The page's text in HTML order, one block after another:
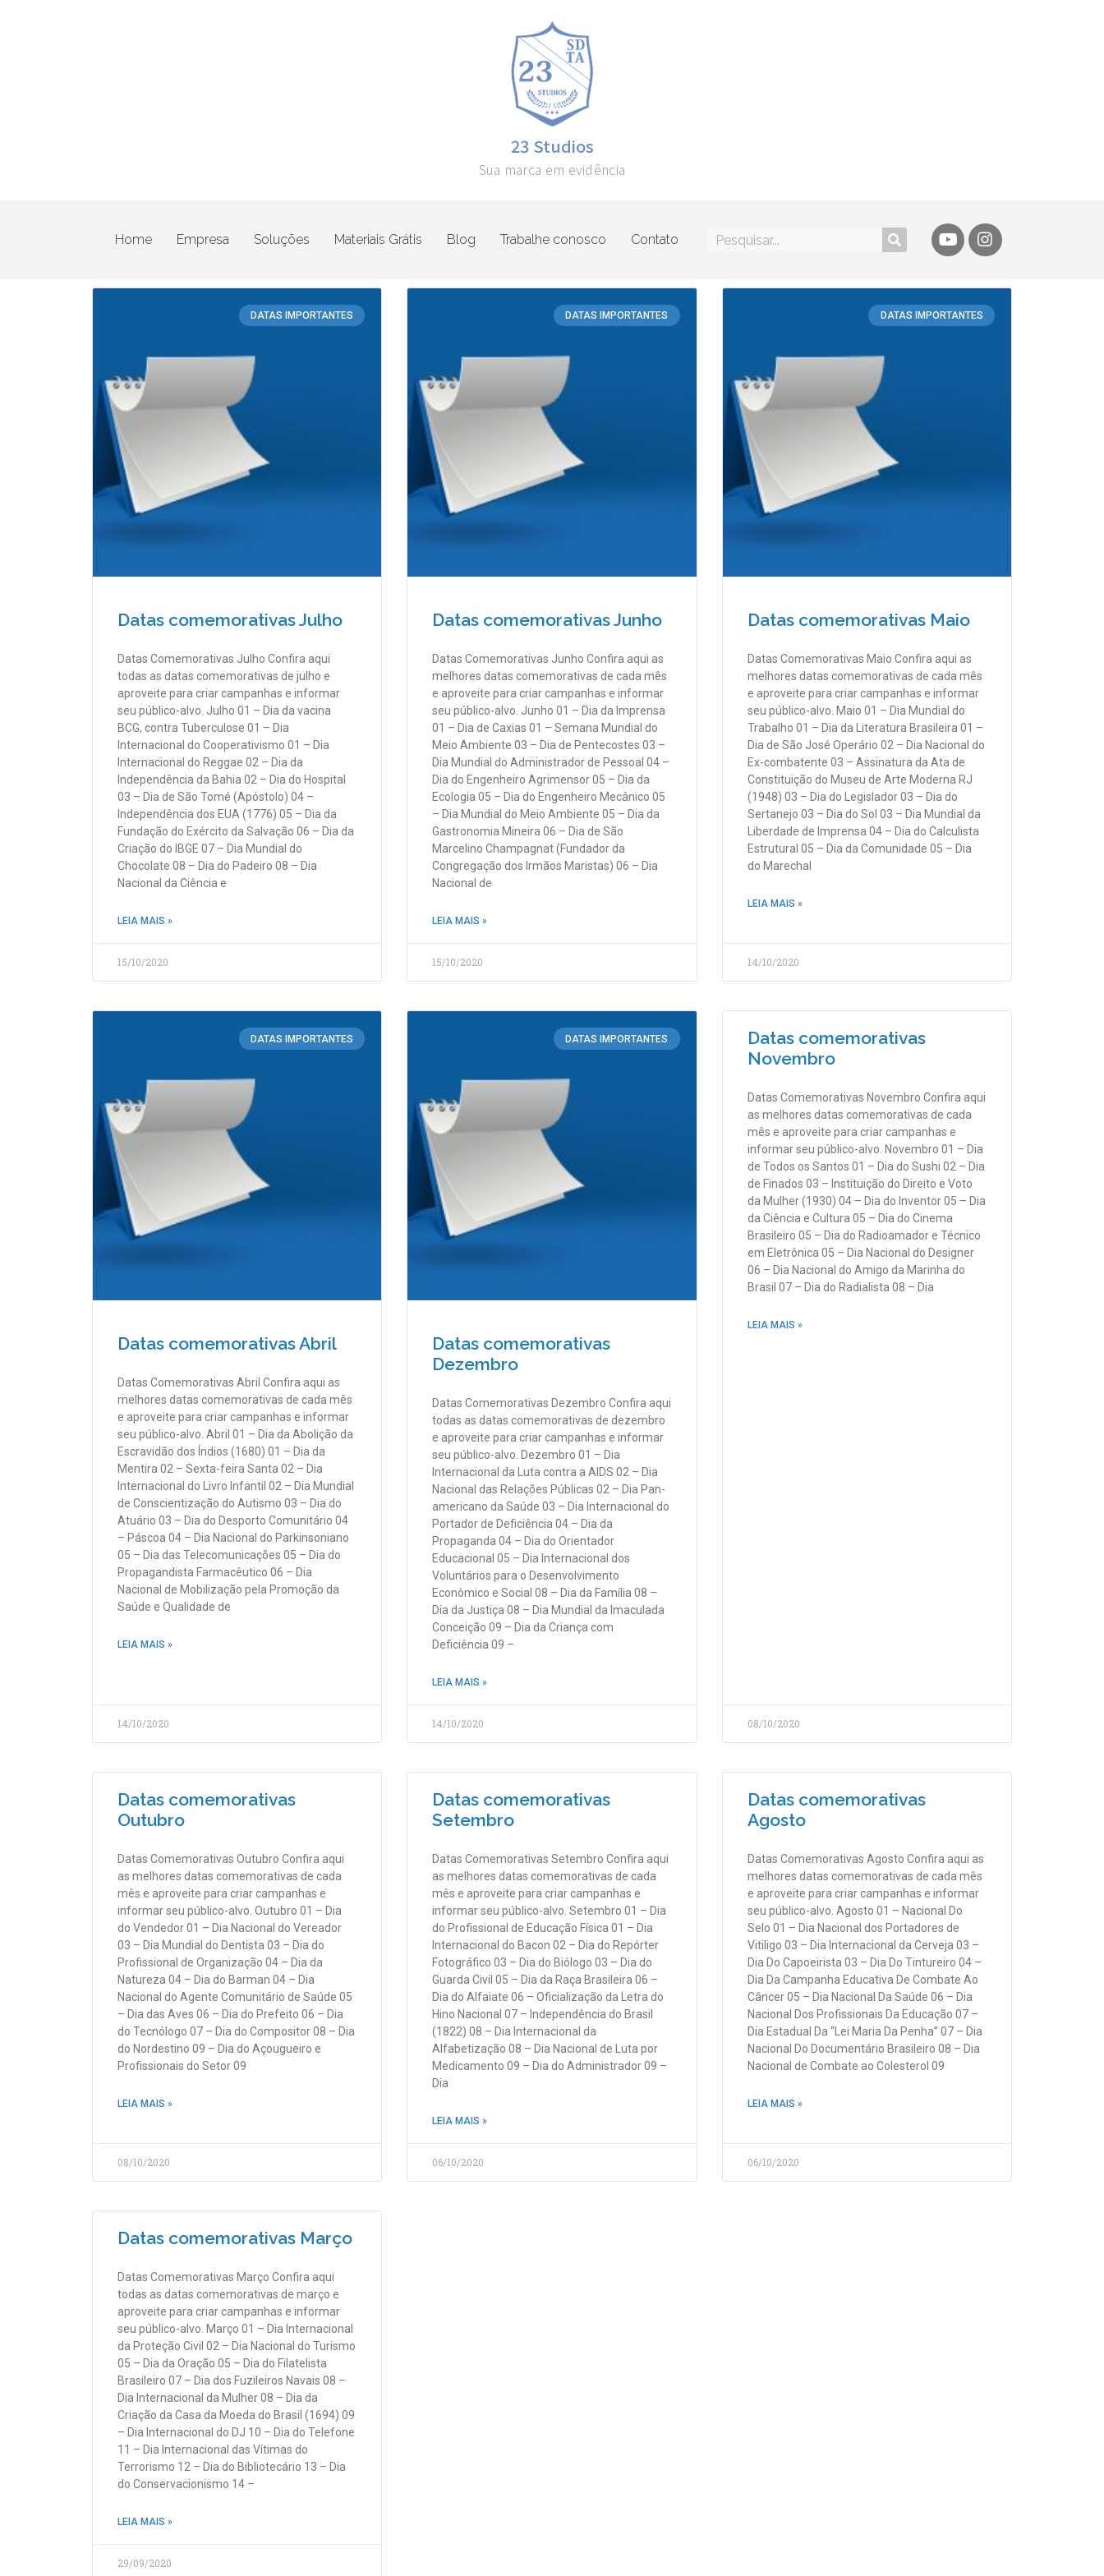
23 Studios
Sua marca em evidência
Home Empresa Soluções Materiais Grátis Blog Trabalhe conosco Contato
DATAS IMPORTANTES
Datas comemorativas Julho
Datas Comemorativas Julho Confira aqui
todas as datas comemorativas de julho e
aproveite para criar campanhas e informar
seu público-alvo. Julho 01 – Dia da vacina
BCG, contra Tuberculose 01 – Dia
Internacional do Cooperativismo 01 – Dia
Internacional do Reggae 02 – Dia da
Independência da Bahia 02 – Dia do Hospital
03 – Dia de São Tomé (Apóstolo) 04 –
Independência dos EUA (1776) 05 – Dia da
Fundação do Exército da Salvação 06 – Dia da
Criação do IBGE 07 – Dia Mundial do
Chocolate 08 – Dia do Padeiro 08 – Dia
Nacional da Ciência e
LEIA MAIS »
15/10/2020
DATAS IMPORTANTES
Datas comemorativas Junho
Datas Comemorativas Junho Confira aqui as
melhores datas comemorativas de cada mês
e aproveite para criar campanhas e informar
seu público-alvo. Junho 01 – Dia da Imprensa
01 – Dia de Caxias 01 – Semana Mundial do
Meio Ambiente 03 – Dia de Pentecostes 03 –
Dia Mundial do Administrador de Pessoal 04 –
Dia do Engenheiro Agrimensor 05 – Dia da
Ecologia 05 – Dia do Engenheiro Mecânico 05
– Dia Mundial do Meio Ambiente 05 – Dia da
Gastronomia Mineira 06 – Dia de São
Marcelino Champagnat (Fundador da
Congregação dos Irmãos Maristas) 06 – Dia
Nacional de
LEIA MAIS »
15/10/2020
DATAS IMPORTANTES
Datas comemorativas Maio
Datas Comemorativas Maio Confira aqui as
melhores datas comemorativas de cada mês
e aproveite para criar campanhas e informar
seu público-alvo. Maio 01 – Dia Mundial do
Trabalho 01 – Dia da Literatura Brasileira 01 –
Dia de São José Operário 02 – Dia Nacional do
Ex-combatente 03 – Assinatura da Ata de
Constituição do Museu de Arte Moderna RJ
(1948) 03 – Dia do Legislador 03 – Dia do
Sertanejo 03 – Dia do Sol 03 – Dia Mundial da
Liberdade de Imprensa 04 – Dia do Calculista
Estrutural 05 – Dia da Comunidade 05 – Dia
do Marechal
LEIA MAIS »
14/10/2020
DATAS IMPORTANTES
Datas comemorativas Abril
Datas Comemorativas Abril Confira aqui as
melhores datas comemorativas de cada mês
e aproveite para criar campanhas e informar
seu público-alvo. Abril 01 – Dia da Abolição da
Escravidão dos Índios (1680) 01 – Dia da
Mentira 02 – Sexta-feira Santa 02 – Dia
Internacional do Livro Infantil 02 – Dia Mundial
de Conscientização do Autismo 03 – Dia do
Atuário 03 – Dia do Desporto Comunitário 04
– Páscoa 04 – Dia Nacional do Parkinsoniano
05 – Dia das Telecomunicações 05 – Dia do
Propagandista Farmacêutico 06 – Dia
Nacional de Mobilização pela Promoção da
Saúde e Qualidade de
LEIA MAIS »
14/10/2020
DATAS IMPORTANTES
Datas comemorativas
Dezembro
Datas Comemorativas Dezembro Confira aqui
todas as datas comemorativas de dezembro
e aproveite para criar campanhas e informar
seu público-alvo. Dezembro 01 – Dia
Internacional da Luta contra a AIDS 02 – Dia
Nacional das Relações Públicas 02 – Dia Pan-
americano da Saúde 03 – Dia Internacional do
Portador de Deficiência 04 – Dia da
Propaganda 04 – Dia do Orientador
Educacional 05 – Dia Internacional dos
Voluntários para o Desenvolvimento
Econômico e Social 08 – Dia da Família 08 –
Dia da Justiça 08 – Dia Mundial da Imaculada
Conceição 09 – Dia da Criança com
Deficiência 09 –
LEIA MAIS »
14/10/2020
Datas comemorativas
Novembro
Datas Comemorativas Novembro Confira aqui
as melhores datas comemorativas de cada
mês e aproveite para criar campanhas e
informar seu público-alvo. Novembro 01 – Dia
de Todos os Santos 01 – Dia do Sushi 02 – Dia
de Finados 03 – Instituição do Direito e Voto
da Mulher (1930) 04 – Dia do Inventor 05 – Dia
da Ciência e Cultura 05 – Dia do Cinema
Brasileiro 05 – Dia do Radioamador e Técnico
em Eletrônica 05 – Dia Nacional do Designer
06 – Dia Nacional do Amigo da Marinha do
Brasil 07 – Dia do Radialista 08 – Dia
LEIA MAIS »
08/10/2020
Datas comemorativas
Outubro
Datas Comemorativas Outubro Confira aqui
as melhores datas comemorativas de cada
mês e aproveite para criar campanhas e
informar seu público-alvo. Outubro 01 – Dia
do Vendedor 01 – Dia Nacional do Vereador
03 – Dia Mundial do Dentista 03 – Dia do
Profissional de Organização 04 – Dia da
Natureza 04 – Dia do Barman 04 – Dia
Nacional do Agente Comunitário de Saúde 05
– Dia das Aves 06 – Dia do Prefeito 06 – Dia
do Tecnólogo 07 – Dia do Compositor 08 – Dia
do Nordestino 09 – Dia do Açougueiro e
Profissionais do Setor 09
LEIA MAIS »
08/10/2020
Datas comemorativas
Setembro
Datas Comemorativas Setembro Confira aqui
as melhores datas comemorativas de cada
mês e aproveite para criar campanhas e
informar seu público-alvo. Setembro 01 – Dia
do Profissional de Educação Física 01 – Dia
Internacional do Bacon 02 – Dia do Repórter
Fotográfico 03 – Dia do Biólogo 03 – Dia do
Guarda Civil 05 – Dia da Raça Brasileira 06 –
Dia do Alfaiate 06 – Oficialização da Letra do
Hino Nacional 07 – Independência do Brasil
(1822) 08 – Dia Internacional da
Alfabetização 08 – Dia Nacional de Luta por
Medicamento 09 – Dia do Administrador 09 –
Dia
LEIA MAIS »
06/10/2020
Datas comemorativas
Agosto
Datas Comemorativas Agosto Confira aqui as
melhores datas comemorativas de cada mês
e aproveite para criar campanhas e informar
seu público-alvo. Agosto 01 – Nacional Do
Selo 01 – Dia Nacional dos Portadores de
Vitiligo 03 – Dia Internacional da Cerveja 03 –
Dia Do Capoeirista 03 – Dia Do Tintureiro 04 –
Dia Da Campanha Educativa De Combate Ao
Câncer 05 – Dia Nacional Da Saúde 06 – Dia
Nacional Dos Profissionais Da Educação 07 –
Dia Estadual Da “Lei Maria Da Penha” 07 – Dia
Nacional Do Documentário Brasileiro 08 – Dia
Nacional de Combate ao Colesterol 09
LEIA MAIS »
06/10/2020
Datas comemorativas Março
Datas Comemorativas Março Confira aqui
todas as datas comemorativas de março e
aproveite para criar campanhas e informar
seu público-alvo. Março 01 – Dia Internacional
da Proteção Civil 02 – Dia Nacional do Turismo
05 – Dia da Oração 05 – Dia do Filatelista
Brasileiro 07 – Dia dos Fuzileiros Navais 08 –
Dia Internacional da Mulher 08 – Dia da
Criação da Casa da Moeda do Brasil (1694) 09
– Dia Internacional do DJ 10 – Dia do Telefone
11 – Dia Internacional das Vítimas do
Terrorismo 12 – Dia do Bibliotecário 13 – Dia
do Conservacionismo 14 –
LEIA MAIS »
29/09/2020